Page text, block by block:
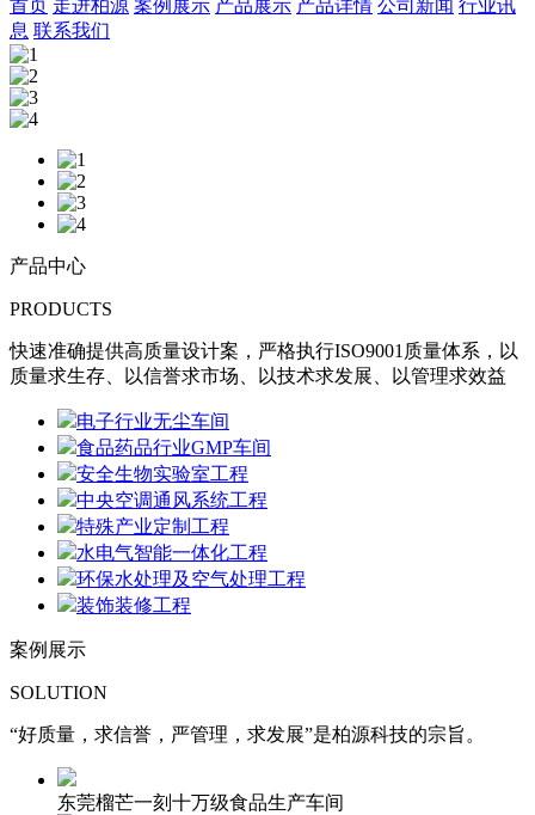
首页 走进柏源 案例展示 产品展示 产品详情 公司新闻 行业讯
息 联系我们
产品中心
PRODUCTS
快速准确提供高质量设计案，严格执行ISO9001质量体系，以
质量求生存、以信誉求市场、以技术求发展、以管理求效益
电子行业无尘车间
食品药品行业GMP车间
安全生物实验室工程
中央空调通风系统工程
特殊产业定制工程
水电气智能一体化工程
环保水处理及空气处理工程
装饰装修工程
案例展示
SOLUTION
“好质量，求信誉，严管理，求发展”是柏源科技的宗旨。
东莞榴芒一刻十万级食品生产车间